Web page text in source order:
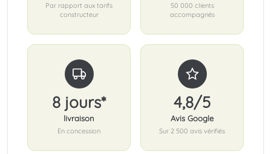
Par rapport aux tarifs
constructeur
50 000 clients
accompagnés
8 jours*
livraison
En concession
4,8/5
Avis Google
Sur 2 500 avis vérifiés